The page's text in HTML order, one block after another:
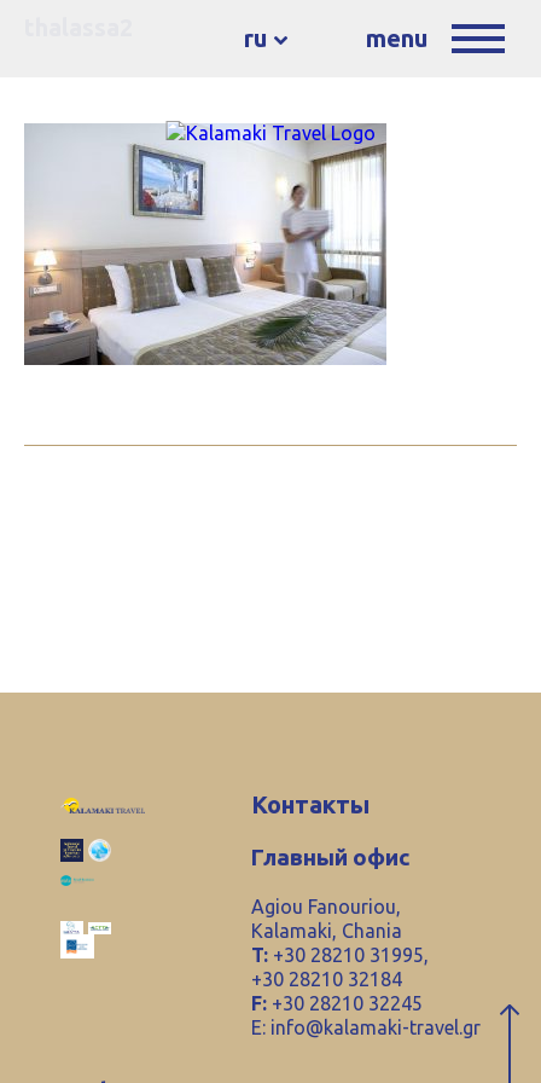
ru menu
Контакты
Главный офис
Agiou Fanouriou,
Kalamaki, Chania
T: +30 28210 31995,
+30 28210 32184
F: +30 28210 32245
E: info@kalamaki-travel.gr